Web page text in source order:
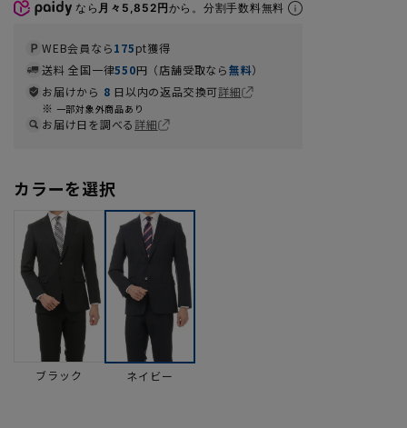
なら 月々5,852円から。分割手数料無料
WEB会員なら175pt獲得
送料 全国一律550円（店舗受取なら無料）
お届けから 8 日以内の返品交換可詳細
一部対象外商品あり
お届け日を調べる詳細
カラーを選択
ブラック ネイビー